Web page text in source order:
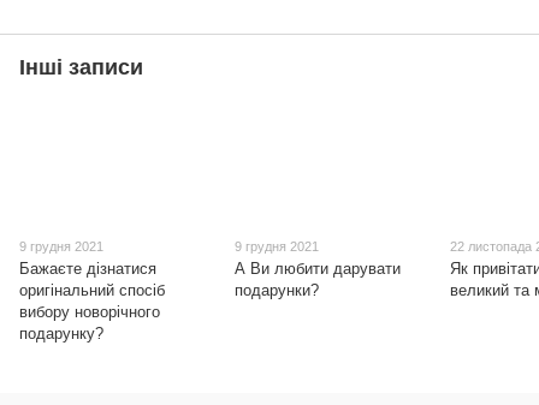
Інші записи
9 грудня 2021
Бажаєте дізнатися
оригінальний спосіб
вибору новорічного
подарунку?
9 грудня 2021
А Ви любити дарувати
подарунки?
22 листопада
Як
великий та